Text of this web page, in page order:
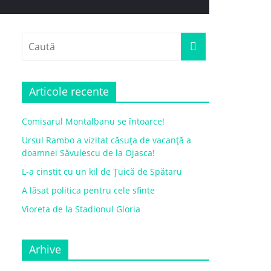
Articole recente
Comisarul Montalbanu se întoarce!
Ursul Rambo a vizitat căsuța de vacanță a
doamnei Săvulescu de la Ojasca!
L-a cinstit cu un kil de Țuică de Spătaru
A lăsat politica pentru cele sfinte
Vioreta de la Stadionul Gloria
Arhive